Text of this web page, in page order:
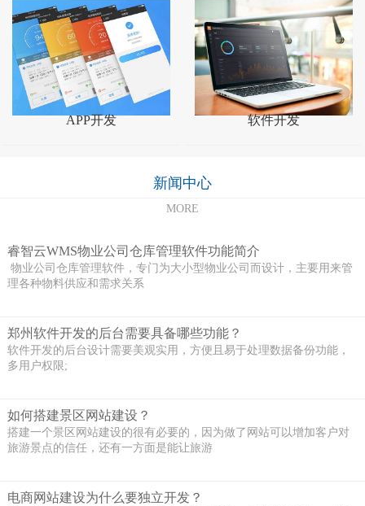
APP开发 软件开发
新闻中心
MORE
睿智云WMS物业公司仓库管理软件功能简介
物业公司仓库管理软件，专门为大小型物业公司而设计，主要用来管
理各种物料供应和需求关系
郑州软件开发的后台需要具备哪些功能？
软件开发的后台设计需要美观实用，方便且易于处理数据备份功能，
多用户权限;
如何搭建景区网站建设？
搭建一个景区网站建设的很有必要的，因为做了网站可以增加客户对
旅游景点的信任，还有一方面是能让旅游
电商网站建设为什么要独立开发？